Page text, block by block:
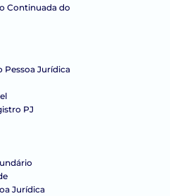
Continuada do
Pessoa Jurídica
PJ
Jurídica